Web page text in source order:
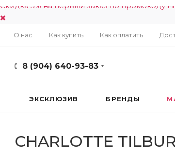
Скидка 5% на первый заказ по промокоду
О нас Как купить Как оплатить
8 (904) 640-93-83
ЭКСКЛЮЗИВ БРЕНДЫ
CHARLOTTE